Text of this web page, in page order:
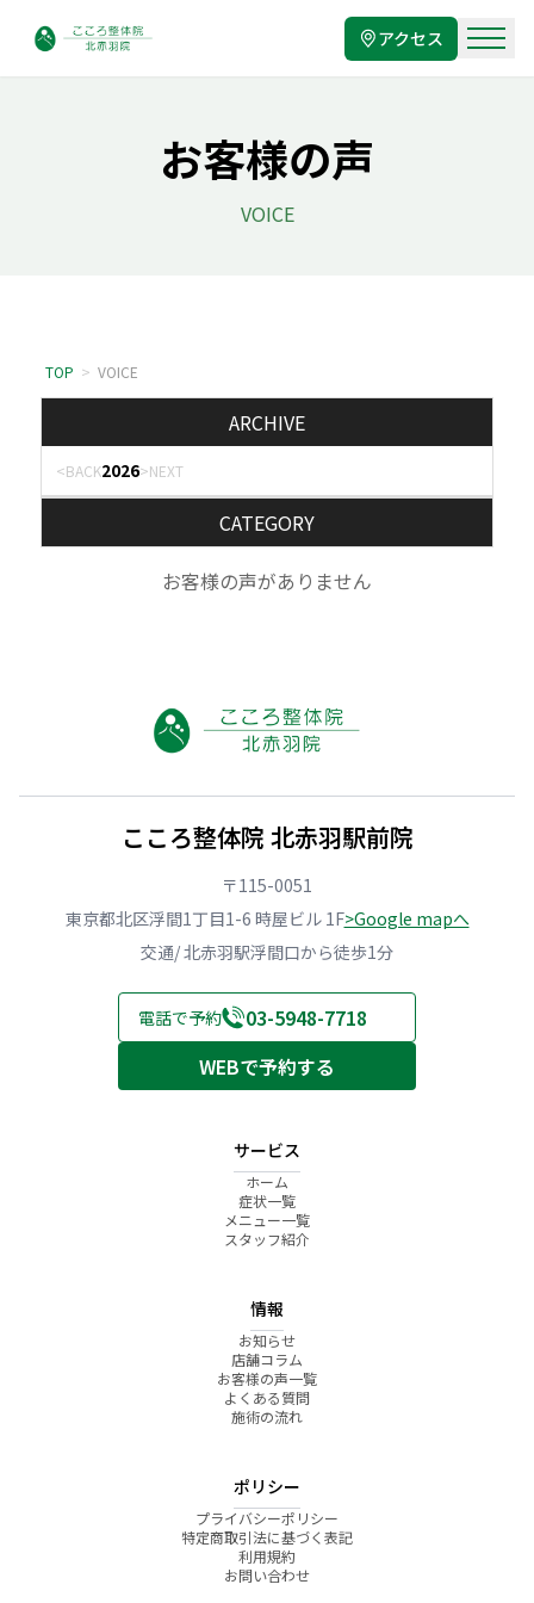
アクセス
お客様の声
VOICE
TOP > VOICE
お客様の声がありません
ARCHIVE
<BACK2026>NEXT
CATEGORY
こころ整体院 北赤羽駅前院
〒115-0051
東京都北区浮間1丁目1-6 時屋ビル 1F>Google mapへ
交通/ 北赤羽駅浮間口から徒歩1分
電話で予約
03-5948-7718
WEBで予約する
サービス
ホーム
症状一覧
メニュー一覧
スタッフ紹介
情報
お知らせ
店舗コラム
お客様の声一覧
よくある質問
施術の流れ
ポリシー
プライバシーポリシー
特定商取引法に基づく表記
利用規約
お問い合わせ